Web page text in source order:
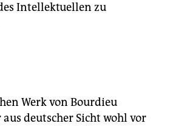
Intellektuellen zu
Werk von Bourdieu
deutscher Sicht wohl vor